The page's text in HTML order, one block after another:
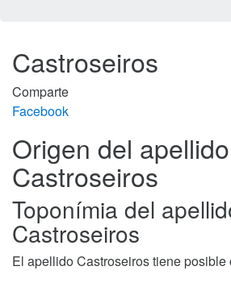
Castroseiros
Comparte
Facebook
Origen del apellido
Castroseiros
Toponímia del
Castroseiros
El apellido Castroseiros tiene posible